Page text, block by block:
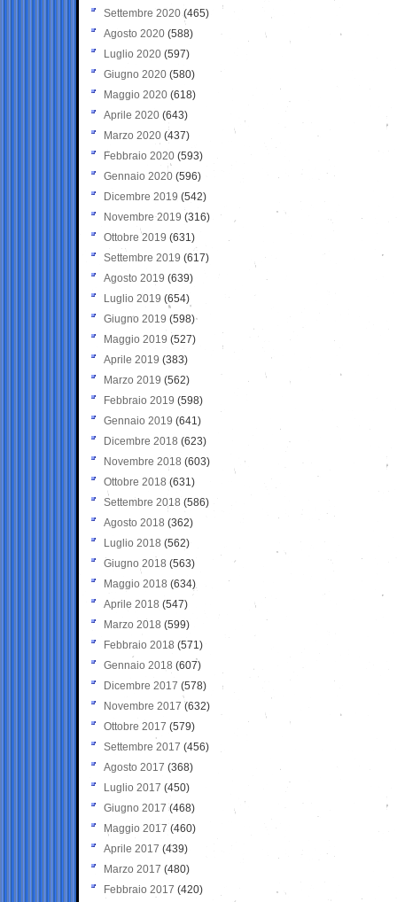
Settembre 2020(465)
Agosto 2020 (588)
Luglio 2020 (597)
Giugno 2020 (580)
Maggio 2020 (618)
Aprile 2020 (643)
Marzo 2020 (437)
Febbraio 2020 (593)
Gennaio 2020 (596)
Dicembre 2019 (542)
Novembre 2019 (316)
Ottobre 2019 (631)
Settembre 2019 (617)
Agosto 2019 (639)
Luglio 2019 (654)
Giugno 2019 (598)
Maggio 2019 (527)
Aprile 2019 (383)
Marzo 2019 (562)
Febbraio 2019 (598)
Gennaio 2019 (641)
Dicembre 2018 (623)
Novembre 2018 (603)
Ottobre 2018 (631)
Settembre 2018 (586)
Agosto 2018 (362)
Luglio 2018 (562)
Giugno 2018 (563)
Maggio 2018 (634)
Aprile 2018 (547)
Marzo 2018 (599)
Febbraio 2018 (571)
Gennaio 2018 (607)
Dicembre 2017 (578)
Novembre 2017 (632)
Ottobre 2017 (579)
Settembre 2017 (456)
Agosto 2017 (368)
Luglio 2017 (450)
Giugno 2017 (468)
Maggio 2017 (460)
Aprile 2017 (439)
Marzo 2017 (480)
Febbraio 2017 (420)